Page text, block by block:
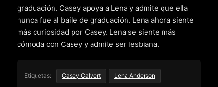
graduación. Casey apoya a Lena y admite que ella
nunca fue al baile de graduación. Lena ahora siente
más curiosidad por Casey. Lena se siente más
cómoda con Casey y admite ser lesbiana.
Etiquetas: Casey Calvert Lena Anderson